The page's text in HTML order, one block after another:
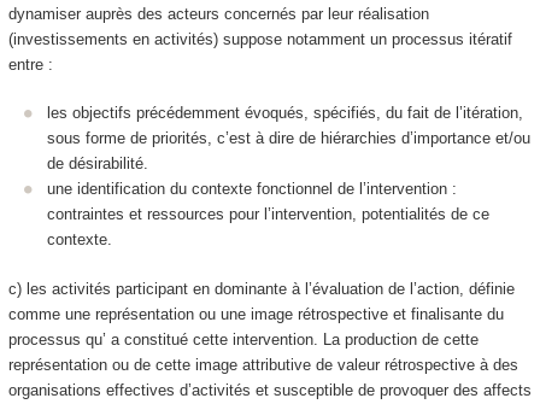
dynamiser auprès des acteurs concernés par leur réalisation
(investissements en activités)suppose notamment un processus itératif
entre :
les objectifs précédemment évoqués, spécifiés, du fait de l’itération,
sous forme de priorités, c’est à dire de hiérarchies d’importance et/ou
de désirabilité.
une identification du contexte fonctionnel de l’intervention :
contraintes et ressources pour l’intervention, potentialités de ce
contexte.
c) les activités participant en dominante à l’évaluation de l’action, définie
comme une représentation ou une image rétrospective et finalisante du
processus qu’ a constitué cette intervention. La production de cette
représentation ou de cette image attributive de valeur rétrospective à des
organisations effectives d’activités et susceptible de provoquer des affects